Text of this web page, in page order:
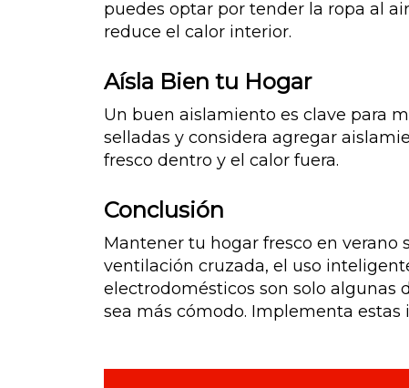
puedes optar por tender la ropa al
reduce el calor interior.
Aísla Bien tu Hogar
Un buen aislamiento es clave para
selladas y considera agregar
fresco dentro y el calor fuera.
Conclusión
Mantener tu hogar fresco en verano
ventilación cruzada, el uso
electrodomésticos son solo algunas
sea más cómodo. Implementa estas